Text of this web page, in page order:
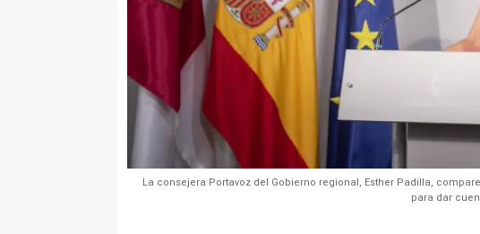
La consejera Portavoz del Gobierno regional, Esther Padilla,
para dar